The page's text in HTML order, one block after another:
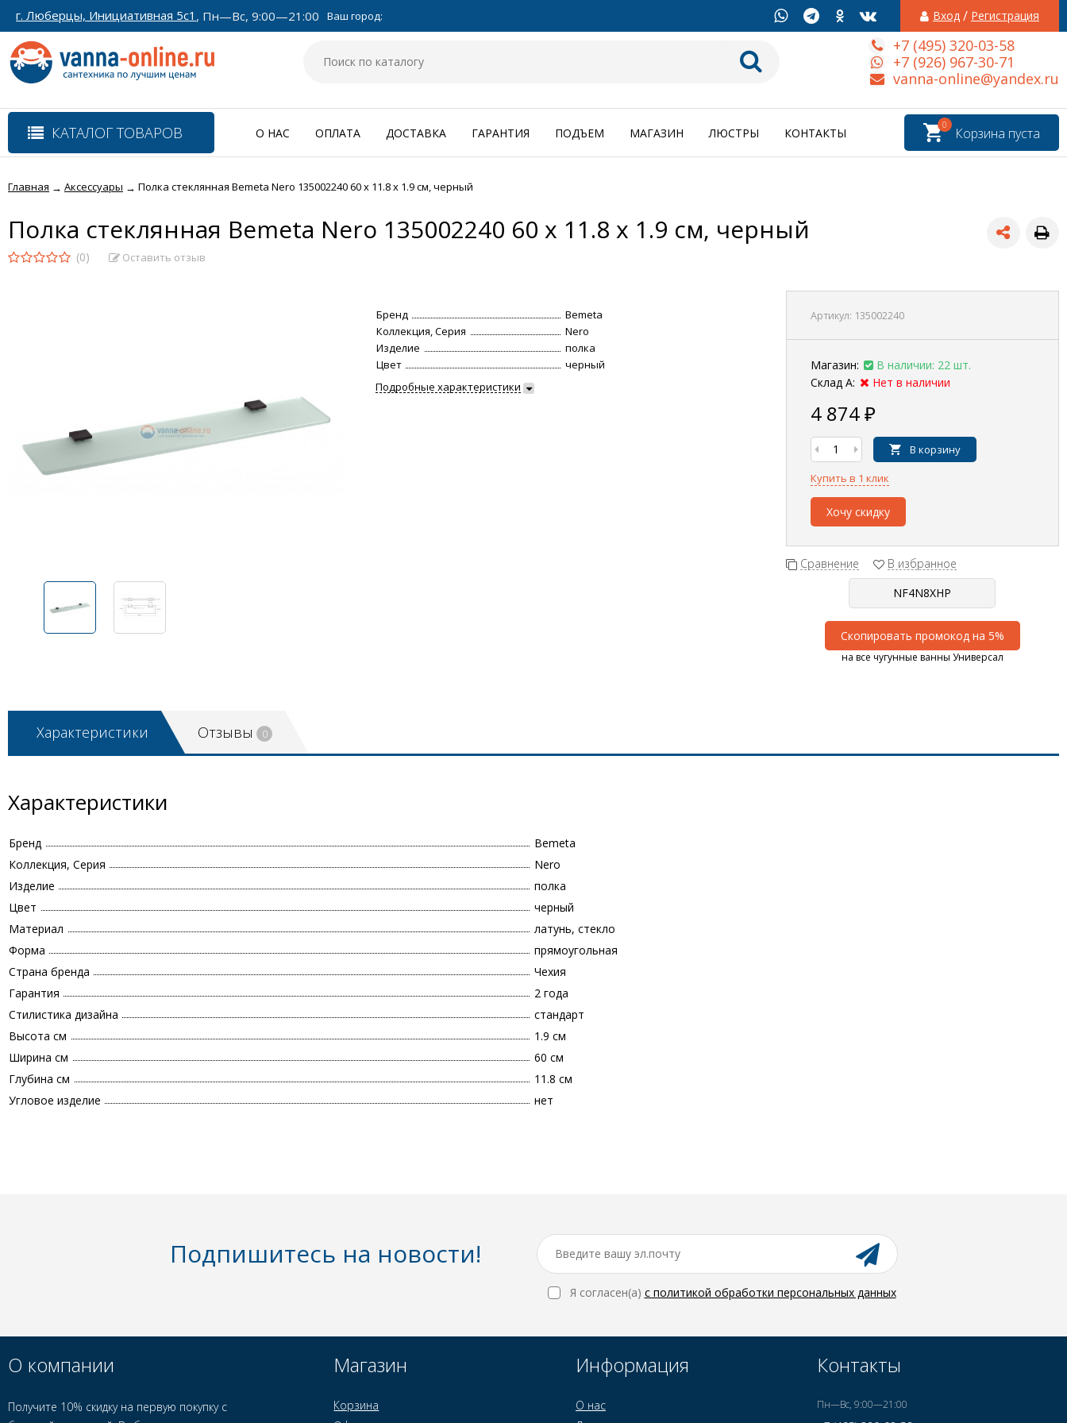
г. Люберцы, Инициативная 5с1 , Пн—Вс, 9:00—21:00 Ваш город: Вход / Регистрация
+7 (495) 320-03-58
+7 (926) 967-30-71
vanna-online@yandex.ru
КАТАЛОГ ТОВАРОВ Корзина пуста
0
О НАС ОПЛАТА ДОСТАВКА ГАРАНТИЯ ПОДЪЕМ МАГАЗИН ЛЮСТРЫ КОНТАКТЫ
Главная → Аксессуары → Полка стеклянная Bemeta Nero 135002240 60 x 11.8 x 1.9 cм, черный
Полка стеклянная Bemeta Nero 135002240 60 x 11.8 x 1.9 cм, черный
(0) Оставить отзыв
Артикул: 135002240
Магазин:
В наличии: 22 шт.
Склад А:
Нет в наличии
4 874₽
В корзину
Купить в 1 клик
Хочу скидку
Сравнение В избранное
Скопировать промокод на 5%
на все чугунные ванны Универсал
Бренд
Bemeta
Коллекция, Серия
Nero
Изделие
полка
Цвет
черный
Подробные характеристики
Характеристики Отзывы 0
Характеристики
Бренд
Bemeta
Коллекция, Серия
Nero
Изделие
полка
Цвет
черный
Материал
латунь, стекло
Форма
прямоугольная
Страна бренда
Чехия
Гарантия
2 года
Стилистика дизайна
стандарт
Высота см
1.9 см
Ширина см
60 см
Глубина см
11.8 см
Угловое изделие
нет
Подпишитесь на новости!
Я согласен(a) с политикой обработки персональных данных
О компании
Получите 10% скидку на первую покупку с
Магазин
Корзина
Информация
О нас
Контакты
Пн—Вс, 9:00—21:00